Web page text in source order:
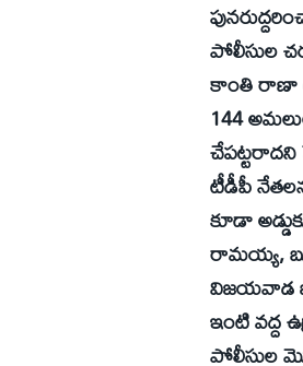
పోలీసుల
కాంతి రాణా
144
టీడీపీ
కూడా
రామయ్య,
విజయవాడ
ఇంటి వద్ద
పోలీసుల